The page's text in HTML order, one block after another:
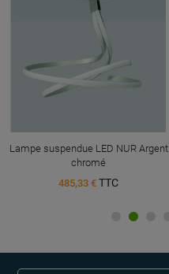
Lampe suspendue LED NUR Argent
chromé
485,33 € TTC